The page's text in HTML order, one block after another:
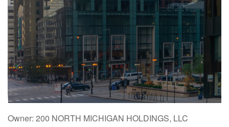
Owner: 200 NORTH MICHIGAN HOLDINGS, LLC